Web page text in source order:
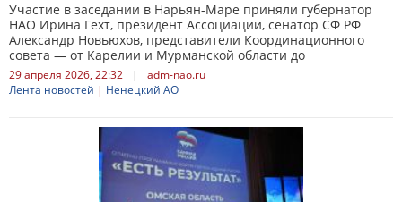
Участие в заседании в Нарьян-Маре приняли губернатор
НАО Ирина Гехт, президент Ассоциации, сенатор СФ РФ
Александр Новьюхов, представители Координационного
совета — от Карелии и Мурманской области до
29 апреля 2026, 22:32 |
adm-nao.ru
Лента новостей | Ненецкий АО